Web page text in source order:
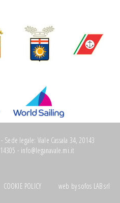
legale: Viale Cassala 34, 20143
- info@leganavale.mi.it
COOKIE POLICY web bysofos LAB srl